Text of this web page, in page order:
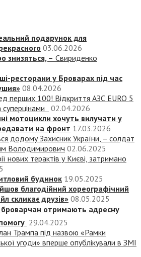
подарунок для
03.06.2026
знизяться, – Свириденко
ресторани у Броварах під час
08.04.2026
перших 100! Відкриття АЗС EURO 5
02.04.2026
мотоцикли хочуть вилучати у
на фронт 17.03.2026
додому Захисник України, – солдат
Володимирович 02.06.2025
нових терактів у Києві, затримано
будинок 19.05.2025
благодійний хореографічний
скликає друзів» 08.05.2025
отримають адресну
29.04.2025
Трампа під назвою «‎Рамки
угоди» вперше опублікували в ЗМІ